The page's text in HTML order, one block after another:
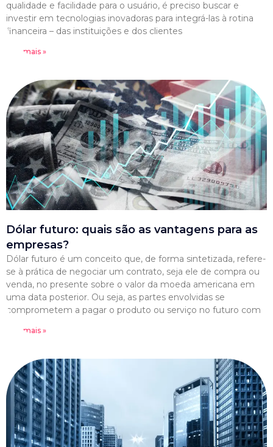
qualidade e facilidade para o usuário, é preciso buscar e
investir em tecnologias inovadoras para integrá-las à rotina
financeira – das instituições e dos clientes
Leia mais »
Dólar futuro: quais são as vantagens para as
empresas?
Dólar futuro é um conceito que, de forma sintetizada, refere-
se à prática de negociar um contrato, seja ele de compra ou
venda, no presente sobre o valor da moeda americana em
uma data posterior. Ou seja, as partes envolvidas se
comprometem a pagar o produto ou serviço no futuro com
Leia mais »